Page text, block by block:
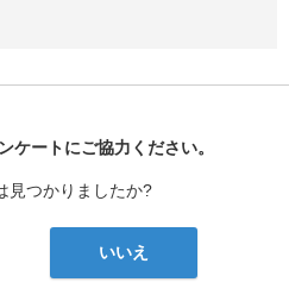
ケートにご協力ください。
見つかりましたか?
いいえ